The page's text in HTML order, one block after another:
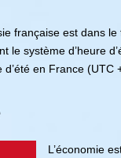
française est dans
le système d’heure
d’été en France (UTC
L’économie